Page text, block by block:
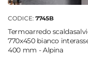
Inclusa
Portata L/min
9,7 L/min
Tipo Cartuccia
CODICE: 7745B
Termoarredo
770x450 bianco
400 mm - Alpina